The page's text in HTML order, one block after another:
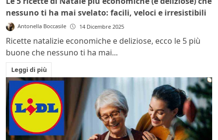
nessuno ti ha mai svelato: facili, veloci e irresistibili
Antonella Boccasile 14 Dicembre 2025
Ricette natalizie economiche e deliziose, ecco le 5 più
buone che nessuno ti ha mai...
Leggi di più